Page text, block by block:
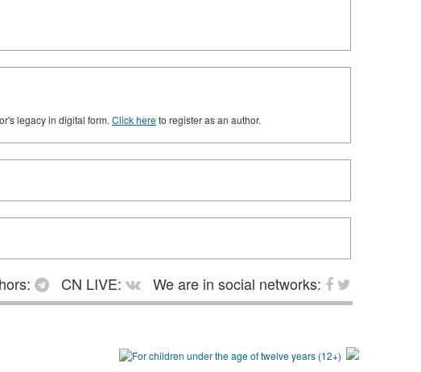
legacy in digital form. Click hereto register as an author.
CN LIVE:
We are in social networks: